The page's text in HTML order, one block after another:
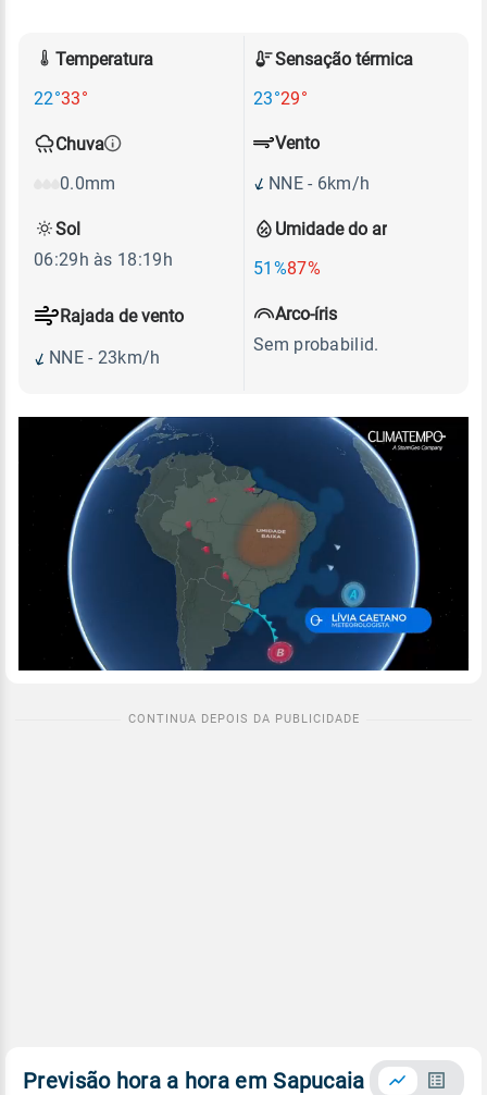
Temperatura
22°33°
Sensação térmica
23°29°
Chuva
0.0mm
Umidade do ar
51%87%
Vento
NNE - 6km/h
Rajada de vento
NNE - 23km/h
Sol
06:29h às 18:19h
Arco-íris
Sem probabilid.
Previsão hora a hora em Sapucaia